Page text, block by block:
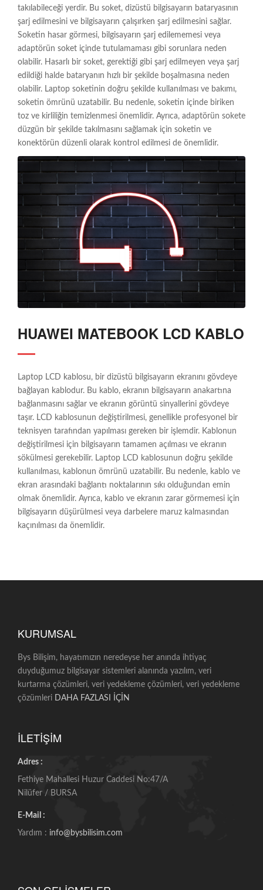
takılabileceği yerdir. Bu soket, dizüstü bilgisayarın bataryasının
şarj edilmesini ve bilgisayarın çalışırken şarj edilmesini sağlar.
Soketin hasar görmesi, bilgisayarın şarj edilememesi veya
adaptörün soket içinde tutulamaması gibi sorunlara neden
olabilir. Hasarlı bir soket, gerektiği gibi şarj edilmeyen veya şarj
edildiği halde bataryanın hızlı bir şekilde boşalmasına neden
olabilir. Laptop soketinin doğru şekilde kullanılması ve bakımı,
soketin ömrünü uzatabilir. Bu nedenle, soketin içinde biriken
toz ve kirliliğin temizlenmesi önemlidir. Ayrıca, adaptörün sokete
düzgün bir şekilde takılmasını sağlamak için soketin ve
konektörün düzenli olarak kontrol edilmesi de önemlidir.
HUAWEI MATEBOOK LCD KABLO
Laptop LCD kablosu, bir dizüstü bilgisayarın ekranını gövdeye
bağlayan kablodur. Bu kablo, ekranın bilgisayarın anakartına
bağlanmasını sağlar ve ekranın görüntü sinyallerini gövdeye
taşır. LCD kablosunun değiştirilmesi, genellikle profesyonel bir
teknisyen tarafından yapılması gereken bir işlemdir. Kablonun
değiştirilmesi için bilgisayarın tamamen açılması ve ekranın
sökülmesi gerekebilir. Laptop LCD kablosunun doğru şekilde
kullanılması, kablonun ömrünü uzatabilir. Bu nedenle, kablo ve
ekran arasındaki bağlantı noktalarının sıkı olduğundan emin
olmak önemlidir. Ayrıca, kablo ve ekranın zarar görmemesi için
bilgisayarın düşürülmesi veya darbelere maruz kalmasından
kaçınılması da önemlidir.
KURUMSAL
Bys Bilişim, hayatımızın neredeyse her anında ihtiyaç
duyduğumuz bilgisayar sistemleri alanında yazılım, veri
kurtarma çözümleri, veri yedekleme çözümleri, veri yedekleme
çözümleri
DAHA FAZLASI İÇİN
İLETİŞİM
Adres :
Fethiye Mahallesi Huzur Caddesi No:47/A
Nilüfer / BURSA
E-Mail :
Yardım : info@bysbilisim.com